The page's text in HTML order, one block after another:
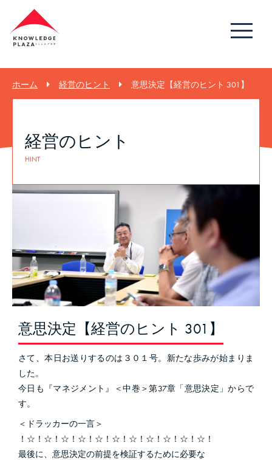
ホーム 経営のヒント 意思決定【経営のヒント 301】
経営のヒント
HINT
意思決定【経営のヒント 301】
さて、本日お送りするのは３０１号。新たな歩みが始まりま
した。
今日も『マネジメント』＜中巻＞第37章「意思決定」からで
す。
＜ドラッカーの一言＞
！☆！☆！☆！☆！☆！☆！☆！☆！☆！☆！☆！
最後に、意思決定の前提を検証するために必要な